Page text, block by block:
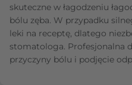
skuteczne w łagodzeniu
bólu zęba. W przypadku
leki na receptę, dlatego
stomatologa. Profesjonalna
przyczyny bólu i podjęcie